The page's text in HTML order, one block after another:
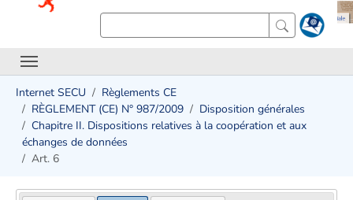
Internet SECU
Règlements CE
RÈGLEMENT (CE) N° 987/2009
Disposition générales
Chapitre II. Dispositions relatives à la coopération et aux
échanges de données
Art. 6